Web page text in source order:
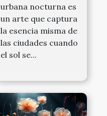
urbana nocturna es
un arte que captura
la esencia misma de
las ciudades cuando
el sol se...